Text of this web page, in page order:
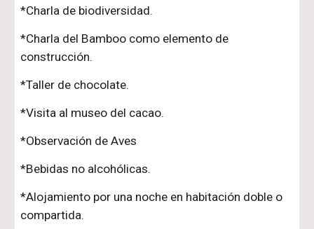
*Charla de biodiversidad.
*Charla del Bamboo como elemento de
construcción.
*Taller de chocolate.
*Visita al museo del cacao.
*Observación de Aves
*Bebidas no alcohólicas.
*Alojamiento por una noche en habitación doble o
compartida.